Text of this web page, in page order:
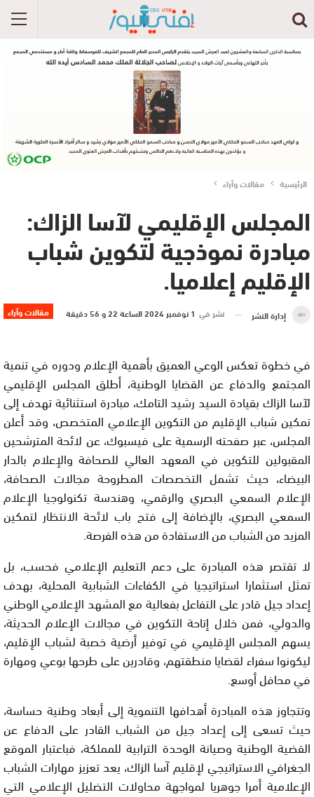
الرئيسية مقالات وآراء
المجلس الإقليمي لآسا الزاك:
مبادرة نموذجية لتكوين شباب
الإقليم إعلاميا.
مقالات وآراء إدارة النشر نشر في 1 نوفمبر 2024 الساعة 22 و 56 دقيقة
في خطوة تعكس الوعي العميق بأهمية الإعلام ودوره في تنمية
المجتمع والدفاع عن القضايا الوطنية، أطلق المجلس الإقليمي
لآسا الزاك بقيادة السيد رشيد التامك، مبادرة استثنائية تهدف إلى
تمكين شباب الإقليم من التكوين الإعلامي المتخصص، وقد أعلن
المجلس، عبر صفحته الرسمية على فيسبوك، عن لائحة المترشحين
المقبولين للتكوين في المعهد العالي للصحافة والإعلام بالدار
البيضاء، حيث تشمل التخصصات المطروحة مجالات الصحافة،
الإعلام السمعي البصري والرقمي، وهندسة تكنولوجيا الإعلام
السمعي البصري، بالإضافة إلى فتح باب لائحة الانتظار لتمكين
المزيد من الشباب من الاستفادة من هذه الفرصة.
لا تقتصر هذه المبادرة على دعم التعليم الإعلامي فحسب، بل
تمثل استثمارا استراتيجيا في الكفاءات الشبابية المحلية، بهدف
إعداد جيل قادر على التفاعل بفعالية مع المشهد الإعلامي الوطني
والدولي، فمن خلال إتاحة التكوين في مجالات الإعلام الحديثة،
يسهم المجلس الإقليمي في توفير أرضية خصبة لشباب الإقليم،
ليكونوا سفراء لقضايا منطقتهم، وقادرين على طرحها بوعي ومهارة
في محافل أوسع.
وتتجاوز هذه المبادرة أهدافها التنموية إلى أبعاد وطنية حساسة،
حيث تسعى إلى إعداد جيل من الشباب القادر على الدفاع عن
القضية الوطنية وصيانة الوحدة الترابية للمملكة، فباعتبار الموقع
الجغرافي الاستراتيجي لإقليم آسا الزاك، يعد تعزيز مهارات الشباب
الإعلامية أمرا جوهريا لمواجهة محاولات التضليل الإعلامي التي